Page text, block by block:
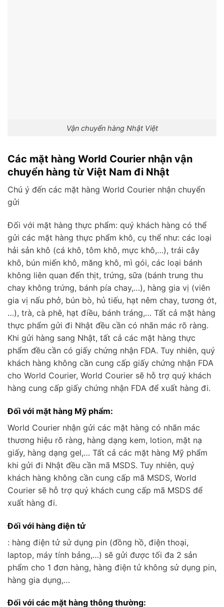
Vận chuyển hàng Nhật Việt
Các mặt hàng World Courier nhận vận
chuyển hàng từ Việt Nam đi Nhật
Chú ý đến các mặt hàng World Courier nhận chuyển
gửi
Đối với mặt hàng thực phẩm: quý khách hàng có thể
gửi các mặt hàng thực phẩm khô, cụ thể như: các loại
hải sản khô (cá khô, tôm khô, mực khô,…), trái cây
khô, bún miến khô, măng khô, mì gói, các loại bánh
không liên quan đến thịt, trứng, sữa (bánh trung thu
chay không trứng, bánh pía chay,…), hàng gia vị (viên
gia vị nấu phở, bún bò, hủ tiếu, hạt nêm chay, tương ớt,
…), trà, cà phê, hạt điều, bánh tráng,… Tất cả mặt hàng
thực phẩm gửi đi Nhật đều cần có nhãn mác rõ ràng.
Khi gửi hàng sang Nhật, tất cả các mặt hàng thực
phẩm đều cần có giấy chứng nhận FDA. Tuy nhiên, quý
khách hàng không cần cung cấp giấy chứng nhận FDA
cho World Courier, World Courier sẽ hỗ trợ quý khách
hàng cung cấp giấy chứng nhận FDA để xuất hàng đi.
Đối với mặt hàng Mỹ phẩm:
World Courier nhận gửi các mặt hàng có nhãn mác
thương hiệu rõ ràng, hàng dạng kem, lotion, mặt nạ
giấy, hàng dạng gel,… Tất cả các mặt hàng Mỹ phẩm
khi gửi đi Nhật đều cần mã MSDS. Tuy nhiên, quý
khách hàng không cần cung cấp mã MSDS, World
Courier sẽ hỗ trợ quý khách cung cấp mã MSDS để
xuất hàng đi.
Đối với hàng điện tử
: hàng điện tử sử dụng pin (đồng hồ, điện thoại,
laptop, máy tính bảng,…) sẽ gửi được tối đa 2 sản
phẩm cho 1 đơn hàng, hàng điện tử không sử dụng pin,
hàng gia dụng,…
Đối với các mặt hàng thông thường: